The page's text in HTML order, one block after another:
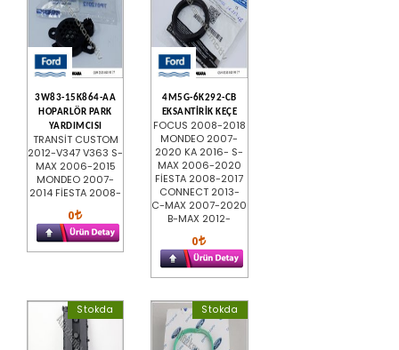
3W83-15K864-AA
HOPARLÖR PARK
YARDIMCISI
TRANSİT CUSTOM
2012-V347 V363 S-
MAX 2006-2015
MONDEO 2007-
2014 FİESTA 2008-
0
4M5G-6K292-CB
EKSANTİRİK KEÇE
FOCUS 2008-2018
MONDEO 2007-
2020 KA 2016- S-
MAX 2006-2020
FİESTA 2008-2017
CONNECT 2013-
C-MAX 2007-2020
B-MAX 2012-
0
Stokda Stokda